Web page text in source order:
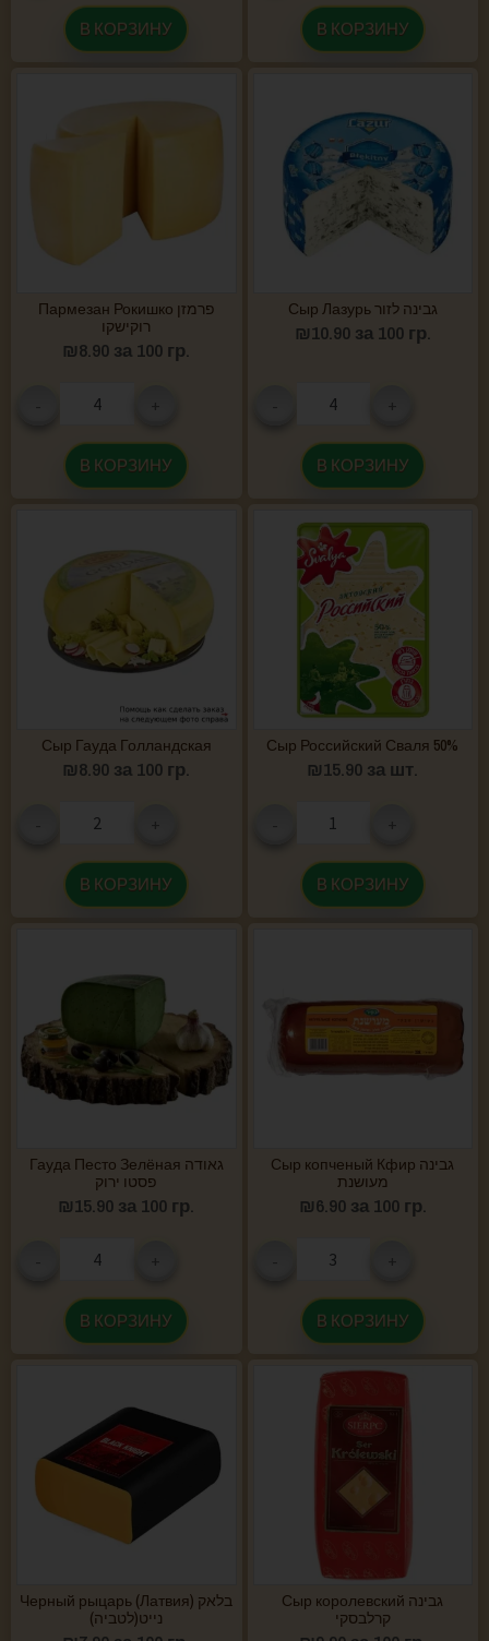
В КОРЗИНУ В КОРЗИНУ
Пармезан Рокишко פרמזן
רוקישקו
₪8.90 за 100 гр.
В КОРЗИНУ
Сыр Лазурь גבינה לזור
₪10.90 за 100 гр.
В КОРЗИНУ
Сыр Гауда Голландская
₪8.90 за 100 гр.
В КОРЗИНУ
Сыр Российский Сваля 50%
₪15.90 за шт.
В КОРЗИНУ
Гауда Песто Зелёная גאודה
פסטו ירוק
₪15.90 за 100 гр.
В КОРЗИНУ
Сыр копченый Кфир גבינה
מעושנת
₪6.90 за 100 гр.
В КОРЗИНУ
Черный рыцарь (Латвия) בלאק
נייט(לטביה)
Сыр королевский גבינה
קרלבסקי